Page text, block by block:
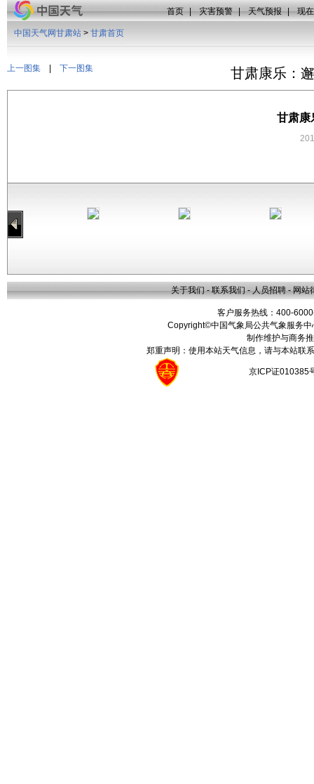
首页 | 灾害预警 | 天气预报 | 现
上一图集 下一图集
中国天气网甘肃站 > 甘肃首页
甘肃康乐：
甘肃康
关于我们 - 联系我们 - 人员招聘 - 网站
客户服务热线：400-
Copyright©中国气象局公共气象服务
制作维护与商务
郑重声明：使用本站天气信息，请与本站联
京ICP证010385